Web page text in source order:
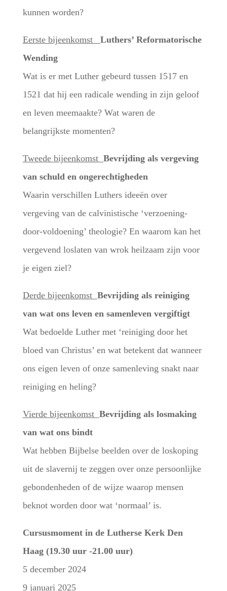
kunnen worden?
Eerste bijeenkomst Luthers’ Reformatorische
Wending
Wat is er met Luther gebeurd tussen 1517 en
1521 dat hij een radicale wending in zijn geloof
en leven meemaakte? Wat waren de
belangrijkste momenten?
Tweede bijeenkomst Bevrijding als vergeving
van schuld en ongerechtigheden
Waarin verschillen Luthers ideeën over
vergeving van de calvinistische ‘verzoening-
door-voldoening’ theologie? En waarom kan het
vergevend loslaten van wrok heilzaam zijn voor
je eigen ziel?
Derde bijeenkomst Bevrijding als reiniging
van wat ons leven en samenleven vergiftigt
Wat bedoelde Luther met ‘reiniging door het
bloed van Christus’ en wat betekent dat wanneer
ons eigen leven of onze samenleving snakt naar
reiniging en heling?
Vierde bijeenkomst Bevrijding als losmaking
van wat ons bindt
Wat hebben Bijbelse beelden over de loskoping
uit de slavernij te zeggen over onze persoonlijke
gebondenheden of de wijze waarop mensen
beknot worden door wat ‘normaal’ is.
Cursusmoment in de Lutherse Kerk Den
Haag (19.30 uur -21.00 uur)
5 december 2024
9 januari 2025